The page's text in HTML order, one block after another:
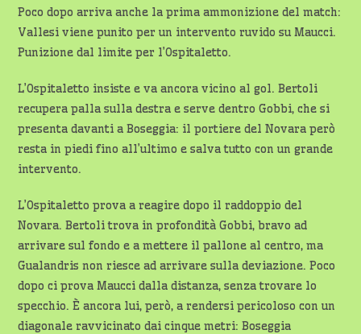
Poco dopo arriva anche la prima ammonizione del match:
Vallesi viene punito per un intervento ruvido su Maucci.
Punizione dal limite per l’Ospitaletto.
L’Ospitaletto insiste e va ancora vicino al gol. Bertoli
recupera palla sulla destra e serve dentro Gobbi, che si
presenta davanti a Boseggia: il portiere del Novara però
resta in piedi fino all’ultimo e salva tutto con un grande
intervento.
L’Ospitaletto prova a reagire dopo il raddoppio del
Novara. Bertoli trova in profondità Gobbi, bravo ad
arrivare sul fondo e a mettere il pallone al centro, ma
Gualandris non riesce ad arrivare sulla deviazione. Poco
dopo ci prova Maucci dalla distanza, senza trovare lo
specchio. È ancora lui, però, a rendersi pericoloso con un
diagonale ravvicinato dai cinque metri: Boseggia